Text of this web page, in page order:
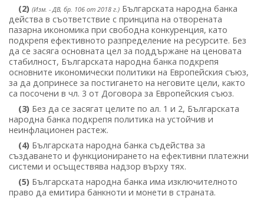
(2) (Изм. - ДВ, бр. 106 от 2018 г.) Българската народна банка
действа в съответствие с принципа на отворената
пазарна икономика при свободна конкуренция, като
подкрепя ефективното разпределение на ресурсите. Без
да се засяга основната цел за поддържане на ценовата
стабилност, Българската народна банка подкрепя
основните икономически политики на Европейския съюз,
за да допринесе за постигането на неговите цели, както
са посочени в чл. 3 от Договора за Европейския съюз.
(3) Без да се засягат целите по ал. 1 и 2, Българската
народна банка подкрепя политика на устойчив и
неинфлационен растеж.
(4) Българската народна банка съдейства за
създаването и функционирането на ефективни платежни
системи и осъществява надзор върху тях.
(5) Българската народна банка има изключителното
право да емитира банкноти и монети в страната.